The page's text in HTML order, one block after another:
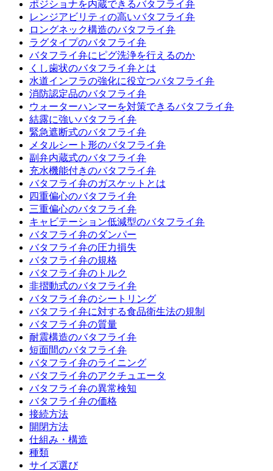
ポジショナを内蔵できるバタフライ弁
レンジアビリティの高いバタフライ弁
ロングネック構造のバタフライ弁
ラグタイプのバタフライ弁
バタフライ弁にピグ洗浄を行えるのか
くし歯状のバタフライ弁とは
水道インフラの強化に役立つバタフライ弁
消防認定品のバタフライ弁
ウォーターハンマーを対策できるバタフライ弁
結露に強いバタフライ弁
緊急遮断式のバタフライ弁
メタルシート形のバタフライ弁
副弁内蔵式のバタフライ弁
充水機能付きのバタフライ弁
バタフライ弁のガスケットとは
四重偏心のバタフライ弁
三重偏心のバタフライ弁
キャビテーション低減型のバタフライ弁
バタフライ弁のダンパー
バタフライ弁の圧力損失
バタフライ弁の規格
バタフライ弁のトルク
非摺動式のバタフライ弁
バタフライ弁のシートリング
バタフライ弁に対する食品衛生法の規制
バタフライ弁の質量
耐震構造のバタフライ弁
短面間のバタフライ弁
バタフライ弁のライニング
バタフライ弁のアクチュエータ
バタフライ弁の異常検知
バタフライ弁の価格
接続方法
開閉方法
仕組み・構造
種類
サイズ選び